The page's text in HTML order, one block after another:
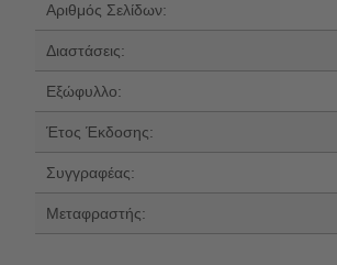
Αριθμός Σελίδων:
Διαστάσεις:
Εξώφυλλο:
Έτος Έκδοσης:
Συγγραφέας:
Μεταφραστής: